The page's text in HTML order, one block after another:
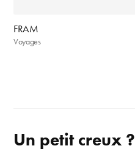
FRAM
Voyages
Un petit creux ?